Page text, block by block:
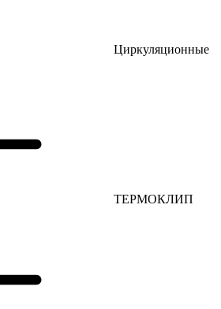
Циркуляционные
ТЕРМОКЛИП